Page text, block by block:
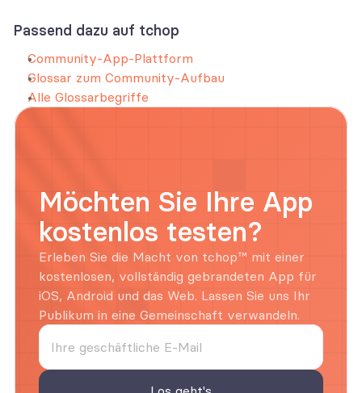
Passend dazu auf tchop
Community-App-Plattform
Glossar zum Community-Aufbau
Alle Glossarbegriffe
Möchten Sie Ihre App
kostenlos testen?
Erleben Sie die Macht von tchop™ mit einer
kostenlosen, vollständig gebrandeten App für
iOS, Android und das Web. Lassen Sie uns Ihr
Publikum in eine Gemeinschaft verwandeln.